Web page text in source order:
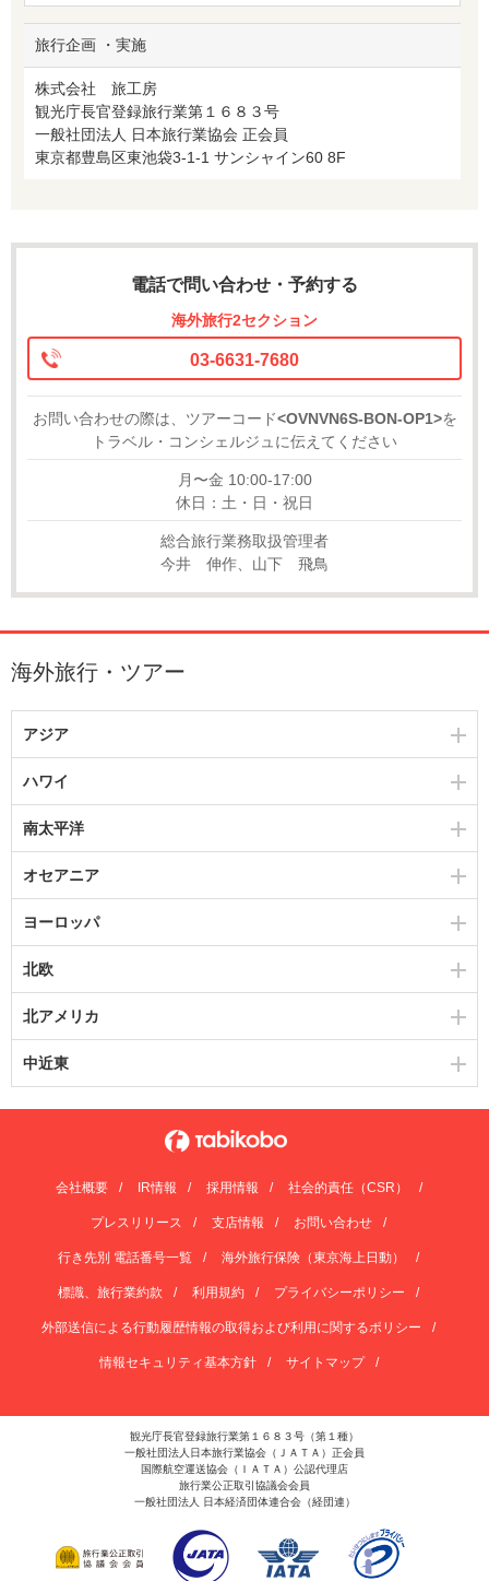
旅行企画 ・実施
株式会社 旅工房
観光庁長官登録旅行業第１６８３号
一般社団法人 日本旅行業協会 正会員
東京都豊島区東池袋3-1-1 サンシャイン60 8F
電話で問い合わせ・予約する
海外旅行2セクション
03-6631-7680
お問い合わせの際は、ツアーコード<OVNVN6S-BON-OP1>を
トラベル・コンシェルジュに伝えてください
月〜金 10:00-17:00
休日：土・日・祝日
総合旅行業務取扱管理者
今井 伸作、山下 飛鳥
海外旅行・ツアー
アジア
ハワイ
南太平洋
オセアニア
ヨーロッパ
北欧
北アメリカ
中近東
会社概要 IR情報 採用情報 社会的責任（CSR）
プレスリリース 支店情報 お問い合わせ
行き先別 電話番号一覧 海外旅行保険（東京海上日動）
標識、旅行業約款 利用規約 プライバシーポリシー
外部送信による行動履歴情報の取得および利用に関するポリシー
情報セキュリティ基本方針 サイトマップ
観光庁長官登録旅行業第１６８３号（第１種）
一般社団法人日本旅行業協会（ＪＡＴＡ）正会員
国際航空運送協会（ＩＡＴＡ）公認代理店
旅行業公正取引協議会会員
一般社団法人 日本経済団体連合会（経団連）